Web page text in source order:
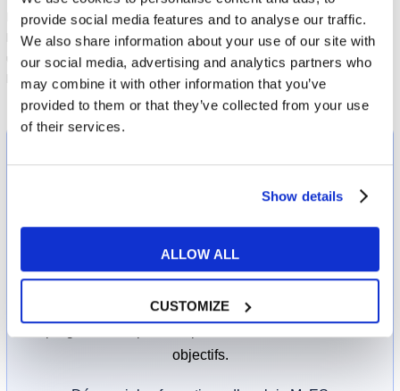
provide social media features and to analyse our traffic.
We also share information about your use of our site with
our social media, advertising and analytics partners who
may combine it with other information that you’ve
provided to them or that they’ve collected from your use
of their services.
Show details
ALLOW ALL
CUSTOMIZE
Le TOEIC est avant tout reconnu dans le monde professionnel et
les entreprises françaises. L’IELTS est requis pour les candidatures
universitaires internationales et les démarches d’immigration dans
les pays anglophones. Votre objectif détermine le bon choix.
Quelle est votre vraie
raison d’apprendre
l’anglais ?
Carrière, certification, voyages ou confiance en soi —
nos consultants MyES identifient avec vous le
objectifs.